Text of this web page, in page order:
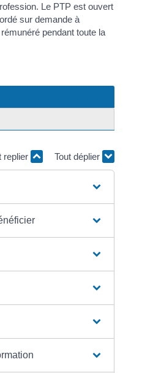
Le PTP est ouvert
sur demande à
pendant toute la
replier Tout déplier